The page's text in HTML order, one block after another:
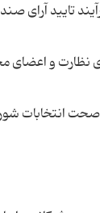
تایید آرای
نظارت و